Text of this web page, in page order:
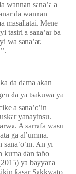
wannan sana’a a
da wannan
masallatai. Mene
tasiri a sana’ar ba
wa sana’ar.
da dama akan
da ya tsakuwa ya
a sana’o’in
yanayinsu.
A sarrafa wasu
ata ga al’umma.
sana’o’in. An yi
kuma ɗan taɓo
ya bayyana
ƙasar Sakkwato,